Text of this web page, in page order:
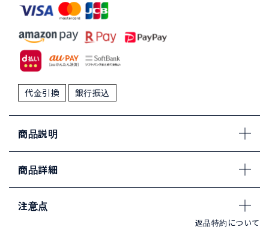
代金引換 銀行振込
商品説明
商品詳細
注意点
返品特約について